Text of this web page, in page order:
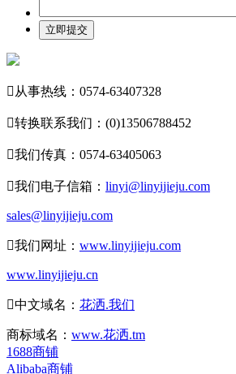
立即提交
 从事热线：0574-63407328
转换联系我们：(0)13506788452
我们传真：0574-63405063
我们电子信箱： linyi@linyijieju.com
sales@linyijieju.com
我们网址： www.linyijieju.com
www.linyijieju.cn
中文域名： 花洒.我们
商标域名： www.花洒.tm
1688商铺
Alibaba商铺